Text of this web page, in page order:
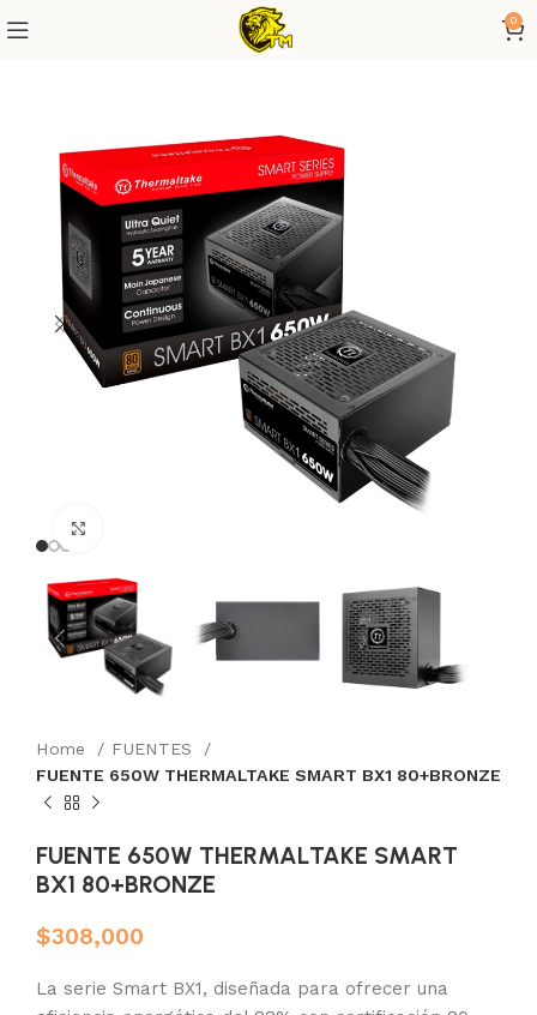
0
Home
FUENTES
FUENTE 650W THERMALTAKE SMART BX1 80+BRONZE
FUENTE 650W THERMALTAKE SMART
BX1 80+BRONZE
$308,000
La serie Smart BX1, diseñada para ofrecer una